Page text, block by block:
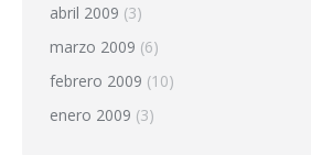
abril 2009 (3)
marzo 2009 (6)
febrero 2009 (10)
enero 2009 (3)